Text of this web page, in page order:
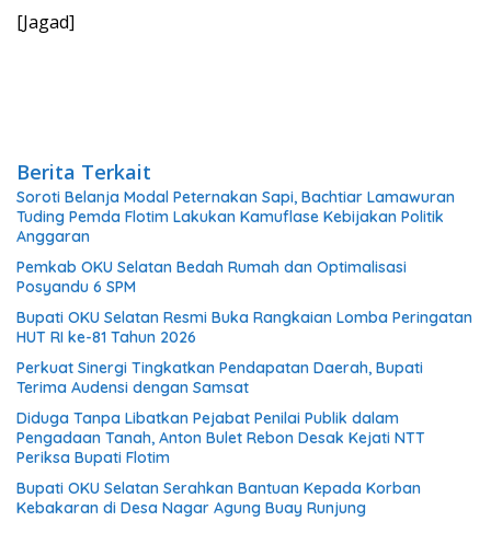
[Jagad]
Berita Terkait
Soroti Belanja Modal Peternakan Sapi, Bachtiar Lamawuran
Tuding Pemda Flotim Lakukan Kamuflase Kebijakan Politik
Anggaran
Pemkab OKU Selatan Bedah Rumah dan Optimalisasi
Posyandu 6 SPM
Bupati OKU Selatan Resmi Buka Rangkaian Lomba Peringatan
HUT RI ke-81 Tahun 2026
Perkuat Sinergi Tingkatkan Pendapatan Daerah, Bupati
Terima Audensi dengan Samsat
Diduga Tanpa Libatkan Pejabat Penilai Publik dalam
Pengadaan Tanah, Anton Bulet Rebon Desak Kejati NTT
Periksa Bupati Flotim
Bupati OKU Selatan Serahkan Bantuan Kepada Korban
Kebakaran di Desa Nagar Agung Buay Runjung